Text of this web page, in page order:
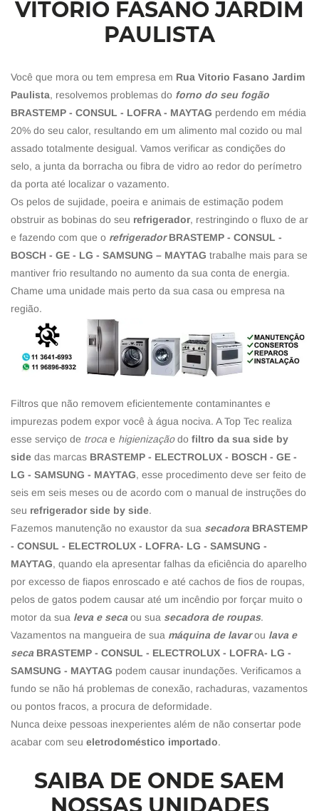
VITORIO FASANO JARDIM
PAULISTA
Você que mora ou tem empresa em Rua Vitorio Fasano Jardim
Paulista, resolvemos problemas do forno do seu fogão
BRASTEMP - CONSUL - LOFRA - MAYTAG perdendo em média
20% do seu calor, resultando em um alimento mal cozido ou mal
assado totalmente desigual. Vamos verificar as condições do
selo, a junta da borracha ou fibra de vidro ao redor do perímetro
da porta até localizar o vazamento.
Os pelos de sujidade, poeira e animais de estimação podem
obstruir as bobinas do seu refrigerador, restringindo o fluxo de ar
e fazendo com que o refrigerador BRASTEMP - CONSUL -
BOSCH - GE - LG - SAMSUNG – MAYTAG trabalhe mais para se
mantiver frio resultando no aumento da sua conta de energia.
Chame uma unidade mais perto da sua casa ou empresa na
região.
Filtros que não removem eficientemente contaminantes e
impurezas podem expor você à água nociva. A Top Tec realiza
esse serviço de troca e higienizaçãodo filtro da sua side by
side das marcas BRASTEMP - ELECTROLUX - BOSCH - GE -
LG - SAMSUNG - MAYTAG, esse procedimento deve ser feito de
seis em seis meses ou de acordo com o manual de instruções do
seu refrigerador side by side.
Fazemos manutenção no exaustor da sua secadora BRASTEMP
- CONSUL - ELECTROLUX - LOFRA- LG - SAMSUNG -
MAYTAG, quando ela apresentar falhas da eficiência do aparelho
por excesso de fiapos enroscado e até cachos de fios de roupas,
pelos de gatos podem causar até um incêndio por forçar muito o
motor da sua leva e seca ou sua secadora de roupas.
Vazamentos na mangueira de sua máquina de lavarou lava e
seca BRASTEMP - CONSUL - ELECTROLUX - LOFRA- LG -
SAMSUNG - MAYTAG podem causar inundações. Verificamos a
fundo se não há problemas de conexão, rachaduras, vazamentos
ou pontos fracos, a procura de deformidade.
Nunca deixe pessoas inexperientes além de não consertar pode
acabar com seu eletrodoméstico importado.
SAIBA DE ONDE SAEM
NOSSAS UNIDADES